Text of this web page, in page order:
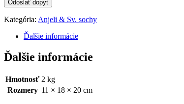
Kategória: Anjeli & Sv. sochy
Ďalšie informácie
Ďalšie informácie
Hmotnosť 2 kg
Rozmery 11 × 18 × 20 cm